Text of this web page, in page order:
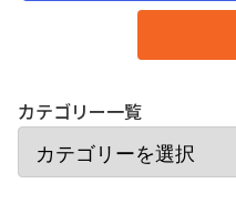
カテゴリー一覧